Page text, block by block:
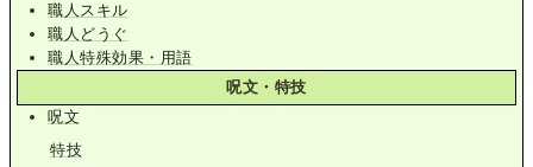
職人スキル
職人どうぐ
職人特殊効果・用語
呪文・特技
呪文
特技